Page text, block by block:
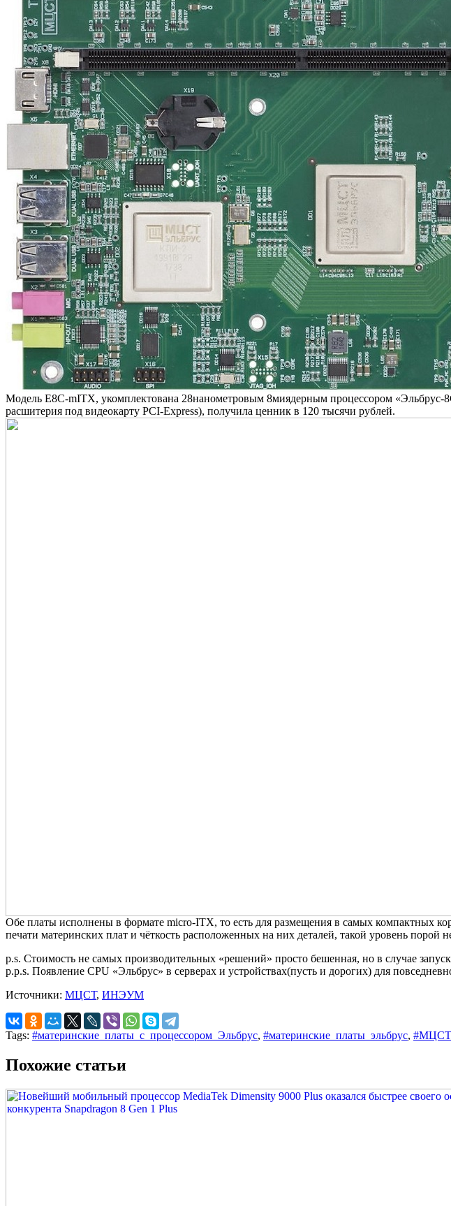
Модель Е8С-mITX, укомплектована 28нанометровым 8миядерным процессором «Эльбрус-
расшитерия под видеокарту PCI-Express), получила ценник в 120 тысячи рублей.
Обе платы исполнены в формате micro-ITX, то есть для размещения в самых компактных
печати материнских плат и чёткость расположенных на них деталей, такой уровень порой
p.s. Стоимость не самых производительных «решений» просто бешенная, но в случае
p.p.s. Появление CPU «Эльбрус» в серверах и устройствах(пусть и дорогих) для
Источники: МЦСТ, ИНЭУМ
Tags: #материнские_платы_с_процессором_Эльбрус, #материнские_платы_эльбрус,
Похожие статьи